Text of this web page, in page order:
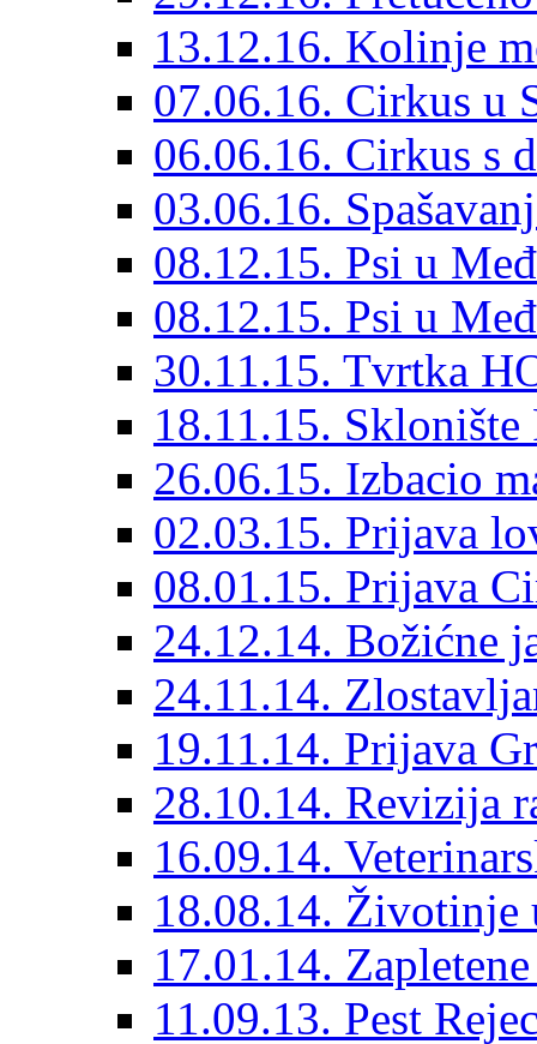
13.12.16. Kolinje
07.06.16. Cirkus u
06.06.16. Cirkus s
03.06.16.
08.12.15. Psi u
08.12.15. Psi u
30.11.15. Tvrtka
18.11.15. Sklonište
26.06.15. Izbacio
02.03.15. Prijava
08.01.15. Prijava
24.12.14. Božićne
24.11.14.
19.11.14. Prijava
28.10.14. Revizija
16.09.14.
18.08.14.
17.01.14.
11.09.13. Pest